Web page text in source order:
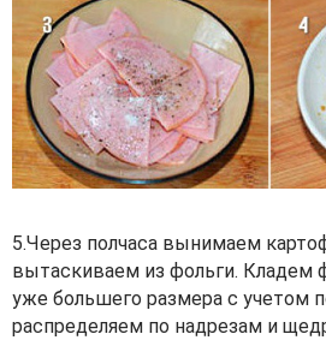
5.Через полчаса вынимаем
вытаскиваем из фольги. Кладем
уже большего размера с учетом
распределяем по надрезам и